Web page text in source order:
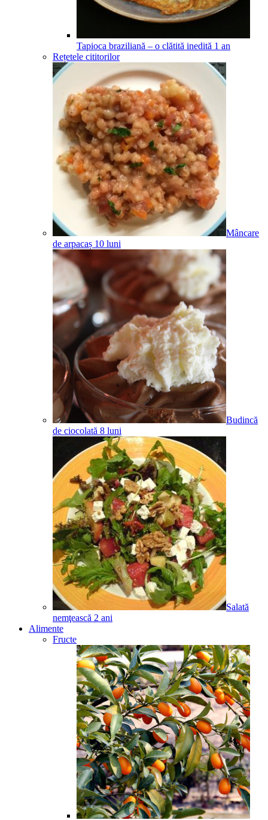
Tapioca braziliană – o clătită inedită 1 an
Rețetele cititorilor
Mâncare
de arpacaș 10 luni
Budincă
de ciocolată 8 luni
Salată
nemţească 2 ani
Alimente
Fructe